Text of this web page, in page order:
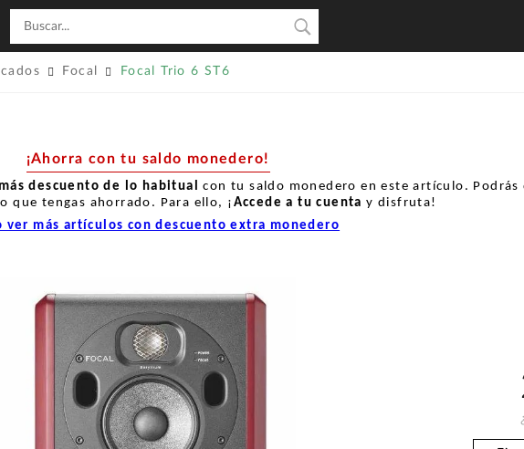
Focal Focal Trio 6 ST6
¡Ahorra con tu saldo monedero!
descuento de lo habitual con tu saldo monedero en este artículo. Podrás
que tengas ahorrado. Para ello, ¡ Accede a tu cuenta y disfruta!
ver más artículos con descuento extra monedero